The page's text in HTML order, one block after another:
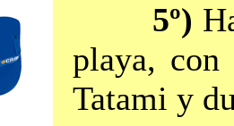
5º)
playa, con
Tatami y